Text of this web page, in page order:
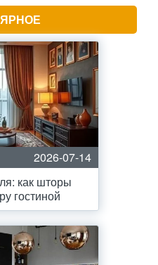
2026-07-14
как шторы
гостиной